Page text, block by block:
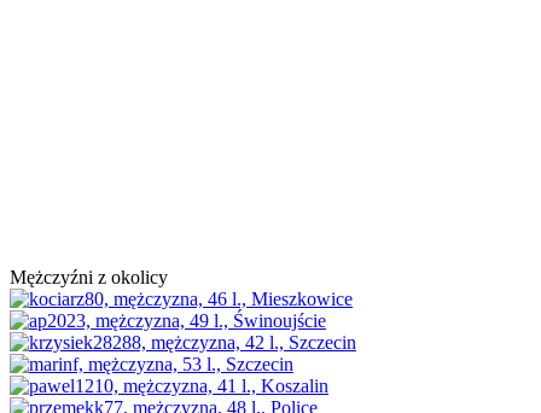
Mężczyźni z okolicy